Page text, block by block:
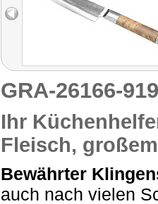
GRA-26166-
Ihr
Fleisch,
Bewährter
auch nach vielen